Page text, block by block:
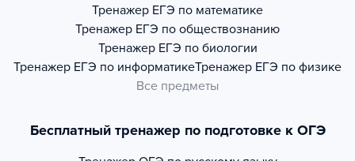
Тренажер ЕГЭ по математике
Тренажер ЕГЭ по обществознанию
Тренажер ЕГЭ по биологии
Тренажер ЕГЭ по информатикеТренажер ЕГЭ по физике
Все предметы
Бесплатный тренажер по подготовке к ОГЭ